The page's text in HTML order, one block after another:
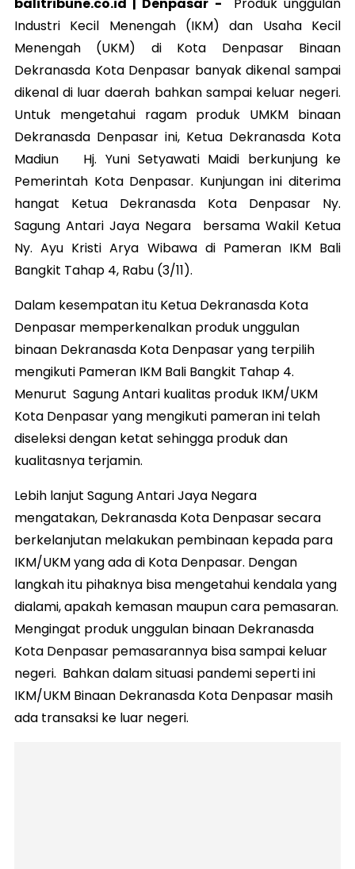
Industri Kecil Menengah (IKM) dan Usaha Kecil
Menengah (UKM) di Kota Denpasar Binaan
Dekranasda Kota Denpasar banyak dikenal sampai
dikenal di luar daerah bahkan sampai keluar negeri.
Untuk mengetahui ragam produk UMKM binaan
Dekranasda Denpasar ini, Ketua Dekranasda Kota
Madiun Hj. Yuni Setyawati Maidi berkunjung ke
Pemerintah Kota Denpasar. Kunjungan ini diterima
hangat Ketua Dekranasda Kota Denpasar Ny.
Sagung Antari Jaya Negara bersama Wakil Ketua
Ny. Ayu Kristi Arya Wibawa di Pameran IKM Bali
Bangkit Tahap 4, Rabu (3/11).
Dalam kesempatan itu Ketua Dekranasda Kota
Denpasar memperkenalkan produk unggulan
binaan Dekranasda Kota Denpasar yang terpilih
mengikuti Pameran IKM Bali Bangkit Tahap 4.
Menurut Sagung Antari kualitas produk IKM/UKM
Kota Denpasar yang mengikuti pameran ini telah
diseleksi dengan ketat sehingga produk dan
kualitasnya terjamin.
Lebih lanjut Sagung Antari Jaya Negara
mengatakan, Dekranasda Kota Denpasar secara
berkelanjutan melakukan pembinaan kepada para
IKM/UKM yang ada di Kota Denpasar. Dengan
langkah itu pihaknya bisa mengetahui kendala yang
dialami, apakah kemasan maupun cara pemasaran.
Mengingat produk unggulan binaan Dekranasda
Kota Denpasar pemasarannya bisa sampai keluar
negeri. Bahkan dalam situasi pandemi seperti ini
IKM/UKM Binaan Dekranasda Kota Denpasar masih
ada transaksi ke luar negeri.